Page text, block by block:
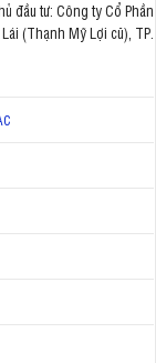
đầu tư: Công ty Cổ Phần
(Thạnh Mỹ Lợi cũ), TP.